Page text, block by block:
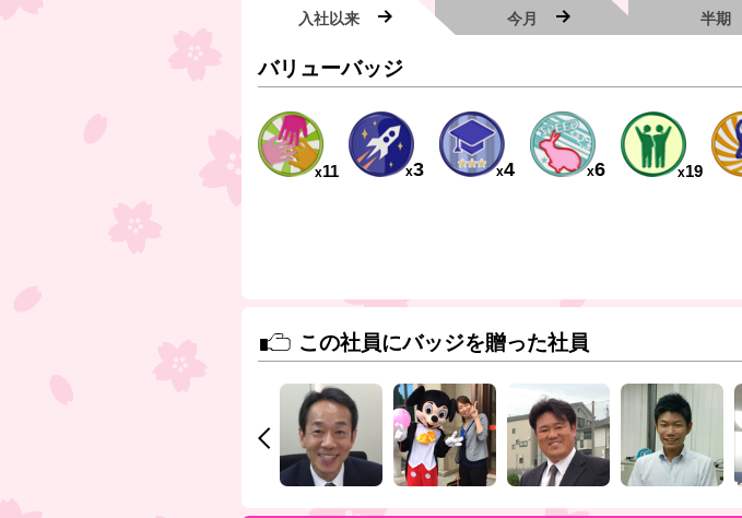
大阪へ来られて直接話をできるようになって
統括してくれる人がいなかったので、報告し
て指示もすぐいただける状況になり有難いで
とれたらと思います。よろしくお願いいたし
ます。
3 いいね！ 2026/07/29 14:57
何故を繰り返そう
本日商品部の会議に初めて参加して頂きまし
意見出して頂き、ありがとうございました。
本来なら僕の方から言わないといけないこと
もありましたので、もっと率先してみんなの
仕事に絡んでいくように考え方も含めてして
いきたいと思います。引き続きよろしくお願
いします
入社以来 今月 半期
バリューバッジ
x11 x3 x4 x6 x19
この社員にバッジを贈った社員